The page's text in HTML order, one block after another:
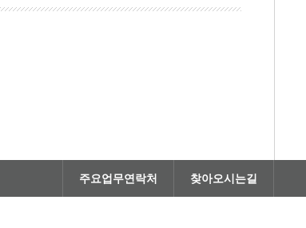
주요업무연락처 찾아오시는길